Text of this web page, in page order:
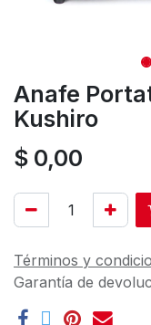
Anafe
Kushiro
$ 0,00
Términos y
Garantía de